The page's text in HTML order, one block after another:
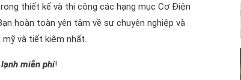
thiết kế và thi công các hạng mục Cơ Điện
hoàn toàn yên tâm về sự chuyên nghiệp và
và tiết kiệm nhất.
miễn phí!